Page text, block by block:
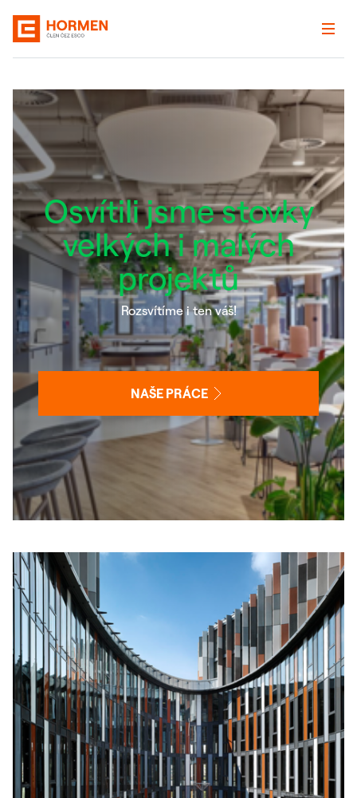
Osvítili jsme stovky
velkých i malých
projektů
Rozsvítíme i ten váš!
NAŠE PRÁCE